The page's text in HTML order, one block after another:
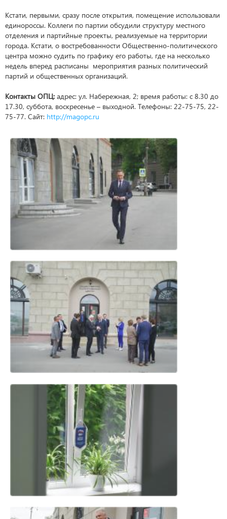
Кстати, первыми, сразу после открытия, помещение использовали
единороссы. Коллеги по партии обсудили структуру местного
отделения и партийные проекты, реализуемые на территории
города. Кстати, о востребованности Общественно-политического
центра можно судить по графику его работы, где на несколько
недель вперед расписаны мероприятия разных политический
партий и общественных организаций.
Контакты ОПЦ: адрес: ул. Набережная, 2; время работы: с 8.30 до
17.30, суббота, воскресенье – выходной. Телефоны: 22-75-75, 22-
75-77. Сайт: http://magopc.ru